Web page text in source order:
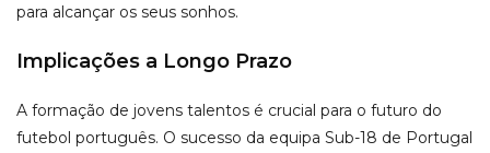
para alcançar os seus sonhos.
Implicações a Longo Prazo
A formação de jovens talentos é crucial para o futuro do
futebol português. O sucesso da equipa Sub-18 de Portugal